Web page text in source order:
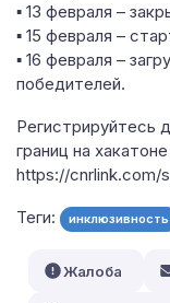
▪️ 13 февраля –
▪️ 15 февраля –
▪️ 16 февраля –
победителей.
Регистрируйтесь
границ на
https://cnrlink.com/
Теги: инклюзивность
Жалоба